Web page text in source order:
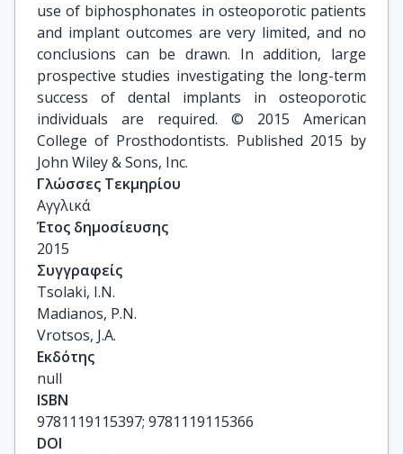
use of biphosphonates in osteoporotic patients
and implant outcomes are very limited, and no
conclusions can be drawn. In addition, large
prospective studies investigating the long-term
success of dental implants in osteoporotic
individuals are required. © 2015 American
College of Prosthodontists. Published 2015 by
John Wiley & Sons, Inc.
Γλώσσες Τεκμηρίου
Αγγλικά
Έτος δημοσίευσης
2015
Συγγραφείς
Tsolaki, I.N.
Madianos, P.N.
Vrotsos, J.A.
Εκδότης
null
ISBN
9781119115397; 9781119115366
DOI